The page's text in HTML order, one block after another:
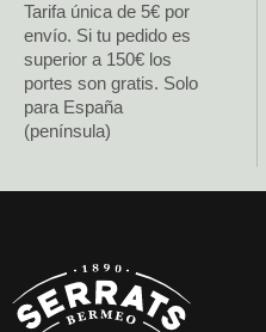
Tarifa única de 5€ por
envío. Si tu pedido es
superior a 150€ los
portes son gratis. Solo
para España
(península)